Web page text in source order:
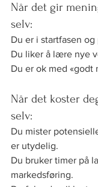
Når det gir
selv:
Du er i startfasen
Du liker å lære nye
Du er ok med «godt
Når det koster
selv:
Du mister
er utydelig.
Du bruker timer på
markedsføring.